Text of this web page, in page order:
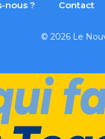
nous ? Contact
© 2026 Le